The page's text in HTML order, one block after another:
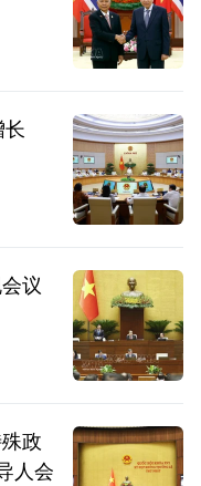
议
政
人会